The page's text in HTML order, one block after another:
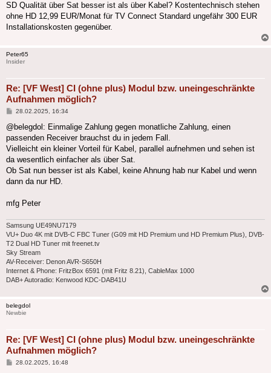
SD Qualität über Sat besser ist als über Kabel? Kostentechnisch stehen
ohne HD 12,99 EUR/Monat für TV Connect Standard ungefähr 300 EUR
Installationskosten gegenüber.
Peter65
Insider
Re: [VF West] CI (ohne plus) Modul bzw. uneingeschränkte
Aufnahmen möglich?
Beitrag
28.02.2025, 16:34
@belegdol: Einmalige Zahlung gegen monatliche Zahlung, einen
passenden Receiver brauchst du in jedem Fall.
Vielleicht ein kleiner Vorteil für Kabel, parallel aufnehmen und sehen ist
da wesentlich einfacher als über Sat.
Ob Sat nun besser ist als Kabel, keine Ahnung hab nur Kabel und wenn
dann da nur HD.
mfg Peter
Samsung UE49NU7179
VU+ Duo 4K mit DVB-C FBC Tuner (G09 mit HD Premium und HD Premium Plus), DVB-
T2 Dual HD Tuner mit freenet.tv
Sky Stream
AV-Receiver: Denon AVR-S650H
Internet & Phone: FritzBox 6591 (mit Fritz 8.21), CableMax 1000
DAB+ Autoradio: Kenwood KDC-DAB41U
belegdol
Newbie
Re: [VF West] CI (ohne plus) Modul bzw. uneingeschränkte
Aufnahmen möglich?
Beitrag
28.02.2025, 16:48